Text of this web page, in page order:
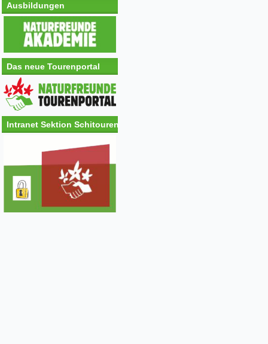
Ausbildungen
Das neue Tourenportal
Intranet Sektion Schitouren